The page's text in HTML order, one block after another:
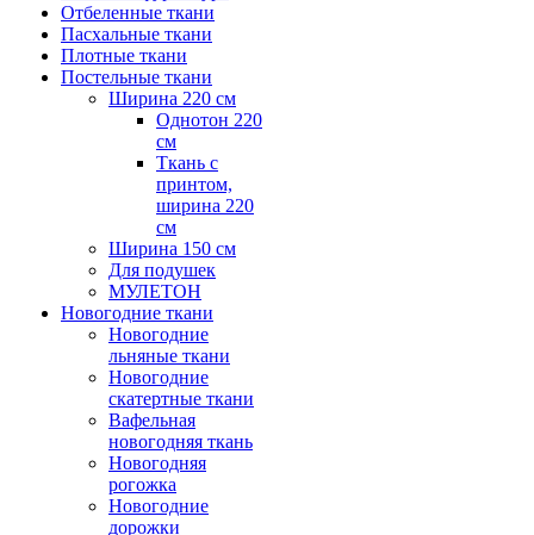
Отбеленные ткани
Пасхальные ткани
Плотные ткани
Постельные ткани
Ширина 220 см
Однотон 220
см
Ткань с
принтом,
ширина 220
см
Ширина 150 см
Для подушек
МУЛЕТОН
Новогодние ткани
Новогодние
льняные ткани
Новогодние
скатертные ткани
Вафельная
новогодняя ткань
Новогодняя
рогожка
Новогодние
дорожки